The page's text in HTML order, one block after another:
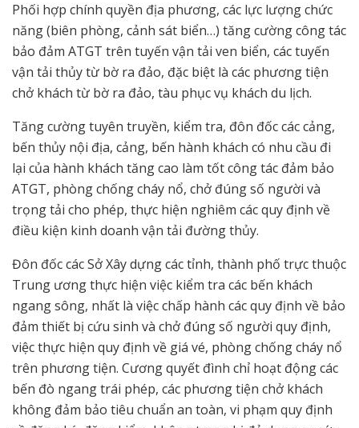
Phối hợp chính quyền địa phương, các lực lượng chức
năng (biên phòng, cảnh sát biển…) tăng cường công tác
bảo đảm ATGT trên tuyến vận tải ven biển, các tuyến
vận tải thủy từ bờ ra đảo, đặc biệt là các phương tiện
chở khách từ bờ ra đảo, tàu phục vụ khách du lịch.
Tăng cường tuyên truyền, kiểm tra, đôn đốc các cảng,
bến thủy nội địa, cảng, bến hành khách có nhu cầu đi
lại của hành khách tăng cao làm tốt công tác đảm bảo
ATGT, phòng chống cháy nổ, chở đúng số người và
trọng tải cho phép, thực hiện nghiêm các quy định về
điều kiện kinh doanh vận tải đường thủy.
Đôn đốc các Sở Xây dựng các tỉnh, thành phố trực thuộc
Trung ương thực hiện việc kiểm tra các bến khách
ngang sông, nhất là việc chấp hành các quy định về bảo
đảm thiết bị cứu sinh và chở đúng số người quy định,
việc thực hiện quy định về giá vé, phòng chống cháy nổ
trên phương tiện. Cương quyết đình chỉ hoạt động các
bến đò ngang trái phép, các phương tiện chở khách
không đảm bảo tiêu chuẩn an toàn, vi phạm quy định